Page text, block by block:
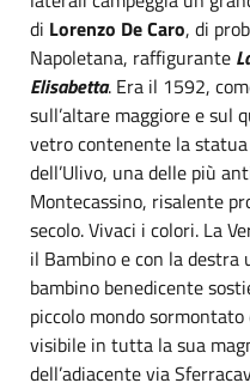
di Lorenzo De Caro, di
Napoletana, raffigurante
Elisabetta. Era il 1592,
sull’altare maggiore e sul
vetro contenente la
dell’Ulivo, una delle più
Montecassino, risalente
secolo. Vivaci i colori. La
il Bambino e con la destra
bambino benedicente
piccolo mondo sormontato
visibile in tutta la sua
dell’adiacente via